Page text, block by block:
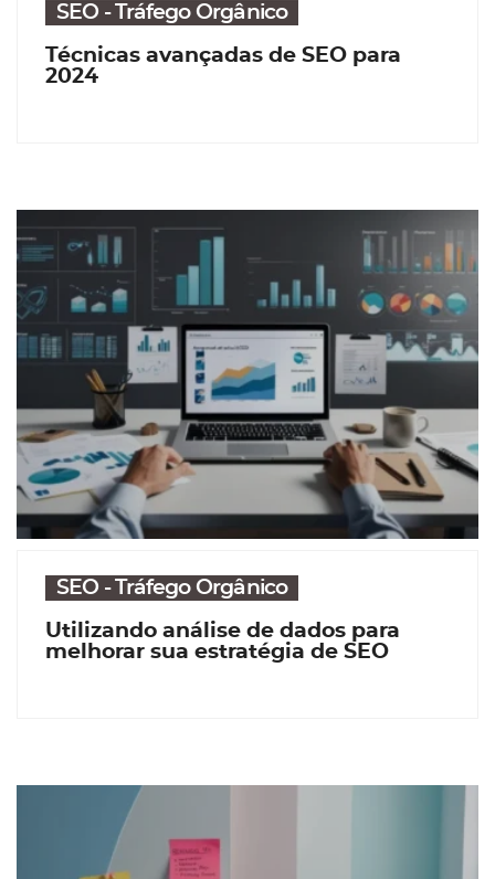
SEO - Tráfego Orgânico
Técnicas avançadas de SEO para
2024
SEO - Tráfego Orgânico
Utilizando análise de dados para
melhorar sua estratégia de SEO